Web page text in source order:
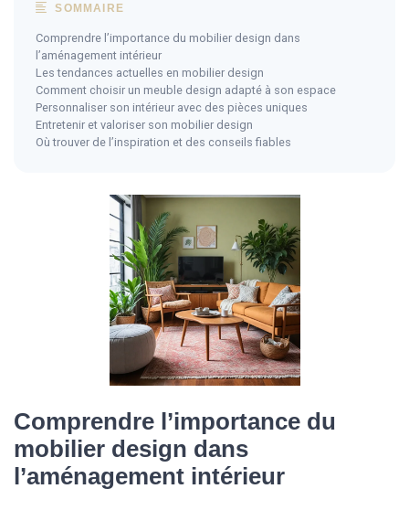
SOMMAIRE
Comprendre l’importance du mobilier design dans
l’aménagement intérieur
Les tendances actuelles en mobilier design
Comment choisir un meuble design adapté à son espace
Personnaliser son intérieur avec des pièces uniques
Entretenir et valoriser son mobilier design
Où trouver de l’inspiration et des conseils fiables
Comprendre l’importance du
mobilier design dans
l’aménagement intérieur